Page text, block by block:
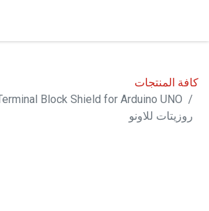
كافة المنتجات
روزيتات للاونو